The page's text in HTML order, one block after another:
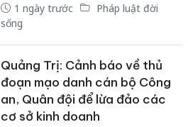
1 ngày trước
Pháp luật đời
sống
Quảng Trị: Cảnh báo về thủ
đoạn mạo danh cán bộ Công
an, Quân đội để lừa đảo các
cơ sở kinh doanh